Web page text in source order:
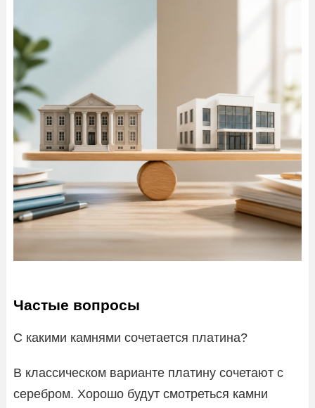
Частые вопросы
С какими камнями сочетается платина?
В классическом варианте платину сочетают с
серебром. Хорошо будут смотреться камни